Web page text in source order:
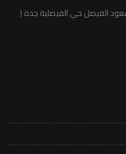
سعود الفيصل حي الفيصلية جدة (